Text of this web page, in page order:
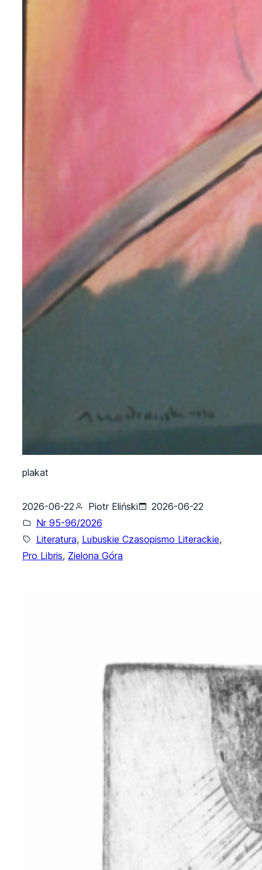
plakat
2026-06-22 Piotr Eliński
2026-06-22
Nr 95-96/2026
Literatura, Lubuskie Czasopismo Literackie,
Pro Libris, Zielona Góra